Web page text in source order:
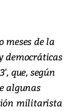
meses de la
democráticas
que, según
algunas
militarista